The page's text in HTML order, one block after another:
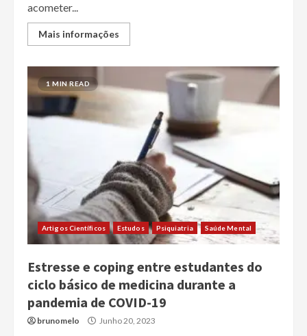
acometer...
Mais informações
1 MIN READ
Artigos Científicos Estudos Psiquiatria Saúde Mental
Estresse e coping entre estudantes do
ciclo básico de medicina durante a
pandemia de COVID-19
brunomelo Junho 20, 2023